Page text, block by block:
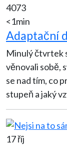
4073
<1min
Adaptační
Minulý čtvrtek
věnovali sobě, své
se nad tím, co
stupeň a jaký
17 říj